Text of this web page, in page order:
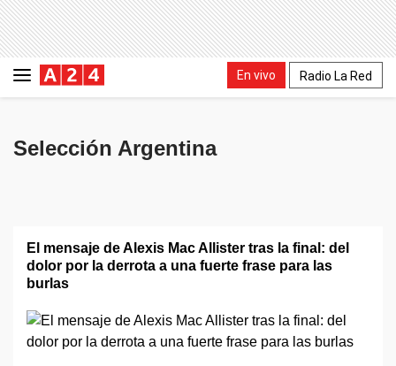
En vivo Radio La Red
Selección Argentina
El mensaje de Alexis Mac Allister tras la final: del
dolor por la derrota a una fuerte frase para las
burlas